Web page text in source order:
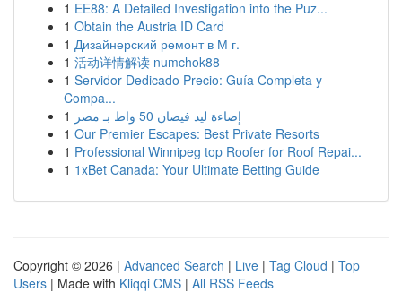
1 EE88: A Detailed Investigation into the Puz...
1 Obtain the Austria ID Card
1 Дизайнерский ремонт в М г.
1 活动详情解读 numchok88
1 Servidor Dedicado Precio: Guía Completa y
Compa...
1
إضاءة ليد فيضان 50 واط بـ مصر
1 Our Premier Escapes: Best Private Resorts
1 Professional Winnipeg top Roofer for Roof Repai...
1 1xBet Canada: Your Ultimate Betting Guide
Copyright © 2026 | Advanced Search | Live | Tag Cloud | Top
Users | Made with Kliqqi CMS | All RSS Feeds